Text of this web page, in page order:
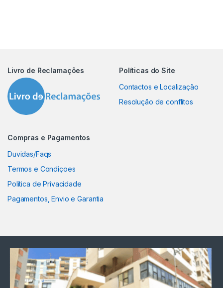
Livro de Reclamações
Políticas do Site
Contactos e Localização
Resolução de conflitos
Compras e Pagamentos
Duvidas/Faqs
Termos e Condiçoes
Política de Privacidade
Pagamentos, Envio e Garantia